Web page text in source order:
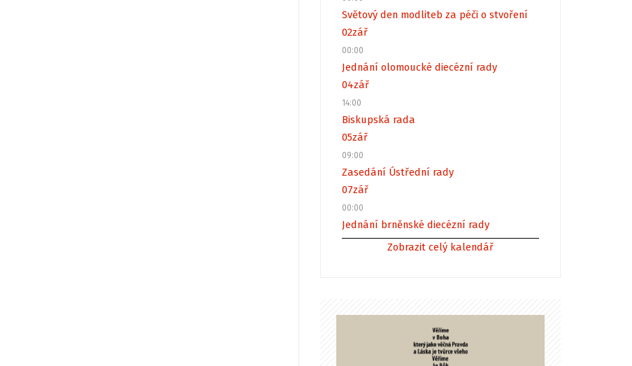
Světový den modliteb za péči o stvoření
02zář
00:00
Jednání olomoucké diecézní rady
04zář
14:00
Biskupská rada
05zář
09:00
Zasedání Ústřední rady
07zář
00:00
Jednání brněnské diecézní rady
Zobrazit celý kalendář